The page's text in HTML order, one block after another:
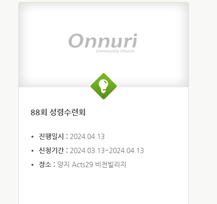
88회 성령수련회
진행일시 : 2024.04.13
신청기간 : 2024.03.13~2024.04.13
장소 : 양지 Acts29 비전빌리지